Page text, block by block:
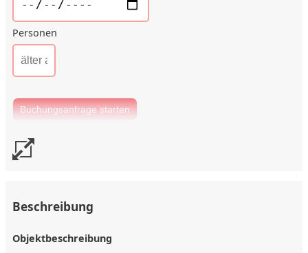
Personen
Beschreibung
Objektbeschreibung